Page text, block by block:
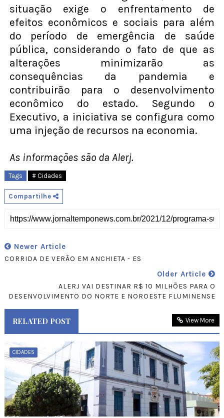
situação exige o enfrentamento de
efeitos econômicos e sociais para além
do período de emergência de saúde
pública, considerando o fato de que as
alterações minimizarão as
consequências da pandemia e
contribuirão para o desenvolvimento
econômico do estado. Segundo o
Executivo, a iniciativa se configura como
uma injeção de recursos na economia.
As informações são da Alerj.
Tags # Cidades
Compartilhe
Newer Article
CORRIDA DE VERÂO EM ANCHIETA - ES
Older Article
ALERJ VAI DESTINAR R$ 10 MILHÕES PARA O
DESENVOLVIMENTO DO NORTE E NOROESTE FLUMINENSE
RELATED POST View More
CIDADES